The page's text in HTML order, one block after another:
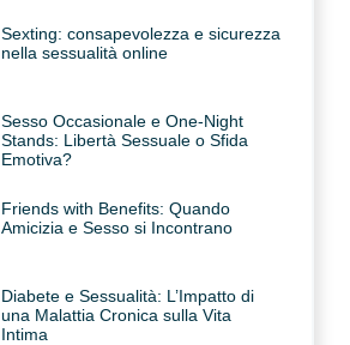
Sexting: consapevolezza e sicurezza
nella sessualità online
Sesso Occasionale e One-Night
Stands: Libertà Sessuale o Sfida
Emotiva?
Friends with Benefits: Quando
Amicizia e Sesso si Incontrano
Diabete e Sessualità: L’Impatto di
una Malattia Cronica sulla Vita
Intima